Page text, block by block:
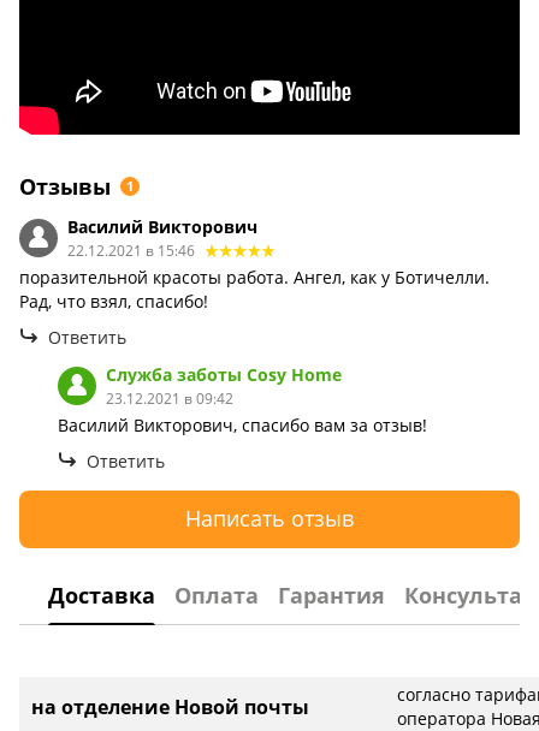
Отзывы 1
Василий Викторович
22.12.2021 в 15:46
поразительной красоты работа. Ангел, как у Ботичелли.
Рад, что взял, спасибо!
Ответить
Служба заботы Сosy Home
23.12.2021 в 09:42
Василий Викторович, спасибо вам за отзыв!
Ответить
Написать отзыв
Доставка Оплата Гарантия
на отделение Новой почты
согласно
оператора